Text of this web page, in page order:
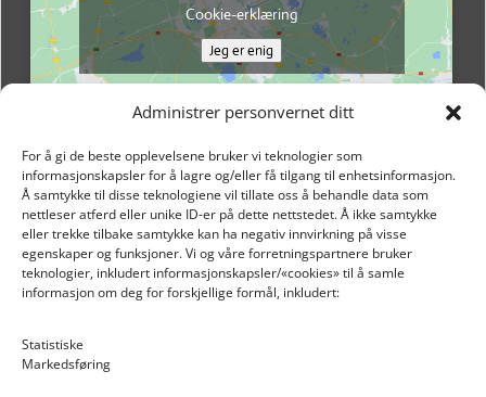
Administrer personvernet ditt
For å gi de beste opplevelsene bruker vi teknologier som
informasjonskapsler for å lagre og/eller få tilgang til enhetsinformasjon.
Å samtykke til disse teknologiene vil tillate oss å behandle data som
nettleser atferd eller unike ID-er på dette nettstedet. Å ikke samtykke
eller trekke tilbake samtykke kan ha negativ innvirkning på visse
egenskaper og funksjoner. Vi og våre forretningspartnere bruker
teknologier, inkludert informasjonskapsler/«cookies» til å samle
informasjon om deg for forskjellige formål, inkludert:
Statistiske
Markedsføring
Cookie-erklæring
Jeg er enig